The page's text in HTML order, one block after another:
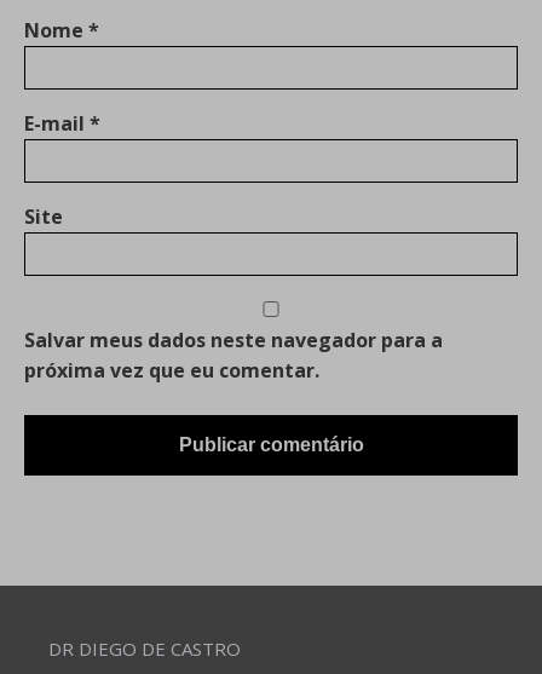
Nome *
E-mail *
Site
Salvar meus dados neste navegador para a
próxima vez que eu comentar.
DR DIEGO DE CASTRO